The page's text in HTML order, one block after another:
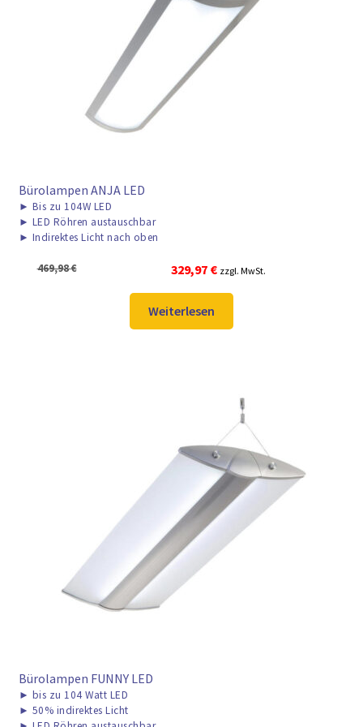
Bürolampen ANJA LED
► Bis zu 104W LED
► LED Röhren austauschbar
► Indirektes Licht nach oben
469,98€
Ursprünglicher
Preis
war:
469,98 €
329,97 €Aktueller
Preis
329,97 €.
zzgl. MwSt.
Weiterlesen
Bürolampen FUNNY LED
► bis zu 104 Watt LED
► 50% indirektes Licht